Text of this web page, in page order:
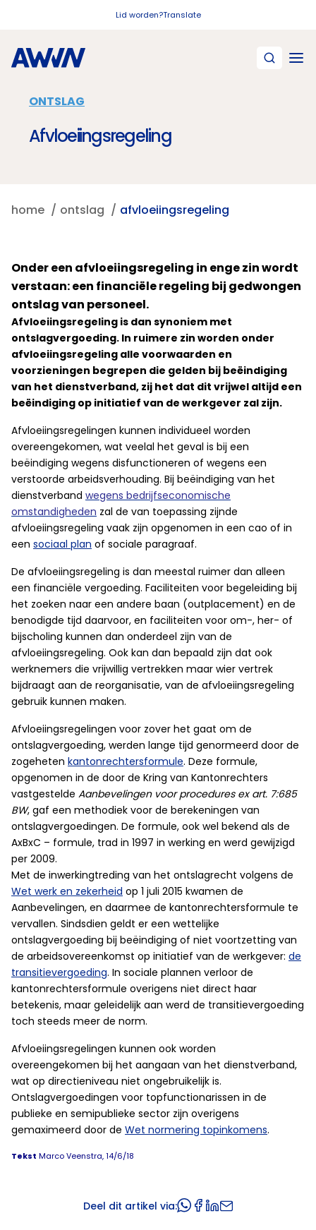
Lid worden?Translate
ONTSLAG
Afvloeiingsregeling
home ontslag afvloeiingsregeling
Onder een afvloeiingsregeling in enge zin wordt
verstaan: een financiële regeling bij gedwongen
ontslag van personeel.
Afvloeiingsregeling is dan synoniem met
ontslagvergoeding. In ruimere zin worden onder
afvloeiingsregeling alle voorwaarden en
voorzieningen begrepen die gelden bij beëindiging
van het dienstverband, zij het dat dit vrijwel altijd een
beëindiging op initiatief van de werkgever zal zijn.
Afvloeiingsregelingen kunnen individueel worden
overeengekomen, wat veelal het geval is bij een
beëindiging wegens disfunctioneren of wegens een
verstoorde arbeidsverhouding. Bij beëindiging van het
dienstverband wegens bedrijfseconomische
omstandigheden zal de van toepassing zijnde
afvloeiingsregeling vaak zijn opgenomen in een cao of in
een sociaal plan of sociale paragraaf.
De afvloeiingsregeling is dan meestal ruimer dan alleen
een financiële vergoeding. Faciliteiten voor begeleiding bij
het zoeken naar een andere baan (outplacement) en de
benodigde tijd daarvoor, en faciliteiten voor om-, her- of
bijscholing kunnen dan onderdeel zijn van de
afvloeiingsregeling. Ook kan dan bepaald zijn dat ook
werknemers die vrijwillig vertrekken maar wier vertrek
bijdraagt aan de reorganisatie, van de afvloeiingsregeling
gebruik kunnen maken.
Afvloeiingsregelingen voor zover het gaat om de
ontslagvergoeding, werden lange tijd genormeerd door de
zogeheten kantonrechtersformule. Deze formule,
opgenomen in de door de Kring van Kantonrechters
vastgestelde Aanbevelingen voor procedures ex art. 7:685
BW, gaf een methodiek voor de berekeningen van
ontslagvergoedingen. De formule, ook wel bekend als de
AxBxC – formule, trad in 1997 in werking en werd gewijzigd
per 2009.
Met de inwerkingtreding van het ontslagrecht volgens de
Wet werk en zekerheid op 1 juli 2015 kwamen de
Aanbevelingen, en daarmee de kantonrechtersformule te
vervallen. Sindsdien geldt er een wettelijke
ontslagvergoeding bij beëindiging of niet voortzetting van
de arbeidsovereenkomst op initiatief van de werkgever: de
transitievergoeding. In sociale plannen verloor de
kantonrechtersformule overigens niet direct haar
betekenis, maar geleidelijk aan werd de transitievergoeding
toch steeds meer de norm.
Afvloeiingsregelingen kunnen ook worden
overeengekomen bij het aangaan van het dienstverband,
wat op directieniveau niet ongebruikelijk is.
Ontslagvergoedingen voor topfunctionarissen in de
publieke en semipublieke sector zijn overigens
gemaximeerd door de Wet normering topinkomens.
Tekst Marco Veenstra, 14/6/18
Deel dit artikel via: